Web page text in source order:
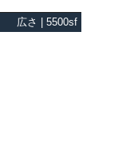
広さ | 5500sf